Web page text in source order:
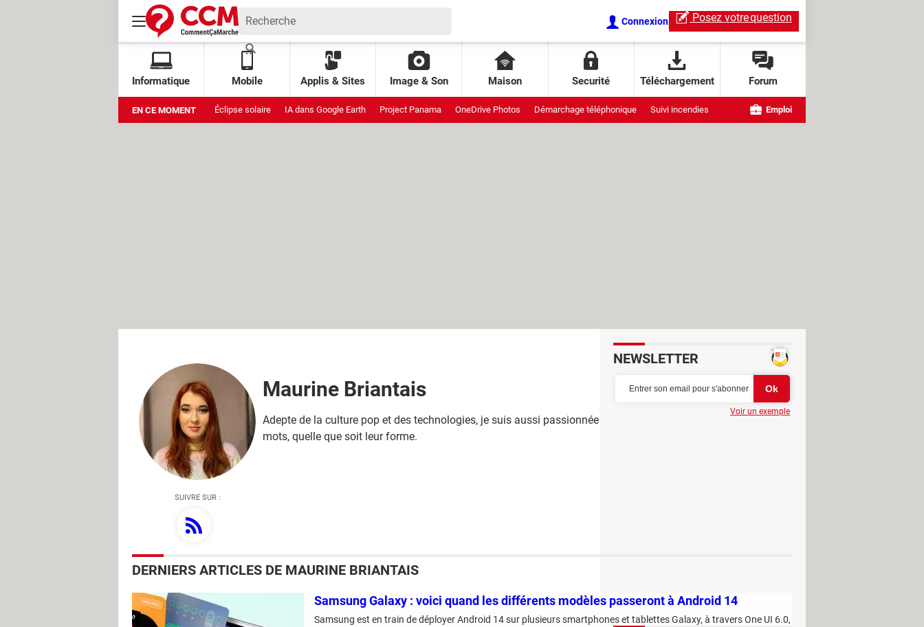
Connexion Posez votrequestion
Informatique Mobile Applis & Sites Image & Son Maison Securité Téléchargement Forum
EN CE MOMENT Éclipse solaire IA dans Google Earth Project Panama OneDrive Photos Démarchage téléphonique Suivi incendies Emploi
Maurine Briantais
Adepte de la culture pop et des technologies, je suis aussi passionnée par la narration, les jeux vidéo et les
mots, quelle que soit leur forme.
SUIVRE SUR :
DERNIERS ARTICLES DE MAURINE BRIANTAIS
Samsung Galaxy : voici quand les différents modèles passeront à Android 14
Samsung est en train de déployer Android 14 sur plusieurs smartphones et tablettes Galaxy, à travers One UI 6.0,
NEWSLETTER
Voir un exemple